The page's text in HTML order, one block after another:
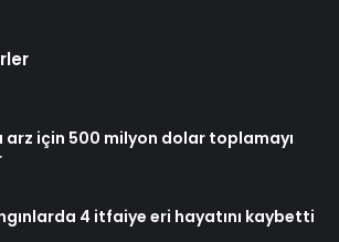
arz için 500 milyon dolar toplamayı
4 itfaiye eri hayatını kaybetti